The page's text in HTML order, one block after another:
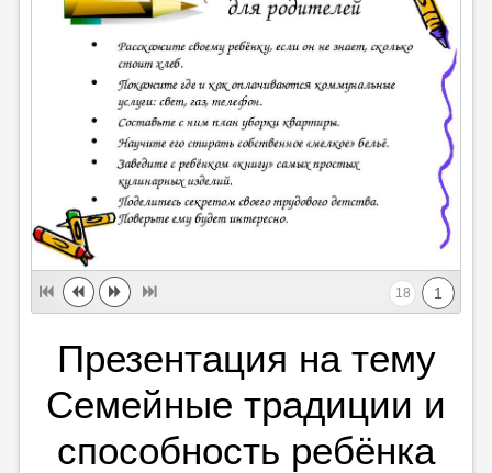
1
18
Презентация на тему
Семейные традиции и
способность ребёнка